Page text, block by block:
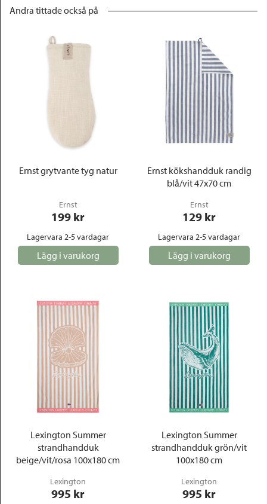
Andra tittade också på
Ernst grytvante tyg natur
Ernst
199 kr
Lagervara 2-5 vardagar
Lägg i varukorg
Ernst kökshandduk randig
blå/vit 47x70 cm
Ernst
129 kr
Lagervara 2-5 vardagar
Lägg i varukorg
Lexington Summer
strandhandduk
beige/vit/rosa 100x180 cm
Lexington
995 kr
Lexington Summer
strandhandduk grön/vit
100x180 cm
Lexington
995 kr